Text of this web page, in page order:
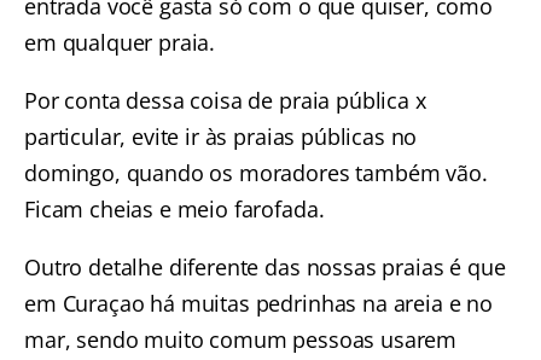
entrada você gasta só com o que quiser, como
em qualquer praia.
Por conta dessa coisa de praia pública x
particular, evite ir às praias públicas no
domingo, quando os moradores também vão.
Ficam cheias e meio farofada.
Outro detalhe diferente das nossas praias é que
em Curaçao há muitas pedrinhas na areia e no
mar, sendo muito comum pessoas usarem